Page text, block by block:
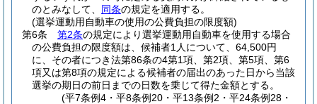
のとみなして、 同条の規定を適用する。
(選挙運動用自動車の使用の公費負担の限度額)
第6条
第2条の規定により選挙運動用自動車を使用する場合
の公費負担の限度額は、候補者1人について、64,500円
に、その者につき法第86条の4第1項、第2項、第5項、第6
項又は第8項の規定による候補者の届出のあった日から当該
選挙の期日の前日までの日数を乗じて得た金額とする。
(平7条例4・平8条例20・平13条例2・平24条例28・